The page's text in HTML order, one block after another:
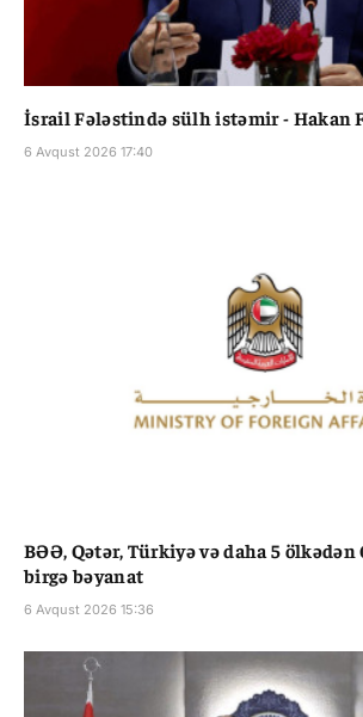
İsrail Fələstində sülh istəmir - Hakan
6 Avqust 2026 17:40
BƏƏ, Qətər, Türkiyə və daha 5 ölkədən
birgə bəyanat
6 Avqust 2026 15:36